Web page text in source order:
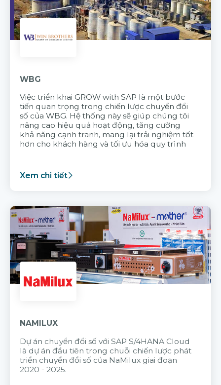
WBG
Việc triển khai GROW with SAP là một bước
tiến quan trọng trong chiến lược chuyển đổi
số của WBG. Hệ thống này sẽ giúp chúng tôi
nâng cao hiệu quả hoạt động, tăng cường
khả năng cạnh tranh, mang lại trải nghiệm tốt
hơn cho khách hàng và tối ưu hóa quy trình
Xem chi tiết
NAMILUX
Dự án chuyển đổi số với SAP S/4HANA Cloud
là dự án đầu tiên trong chuỗi chiến lược phát
triển chuyển đổi số của NaMilux giai đoạn
2020 - 2025.